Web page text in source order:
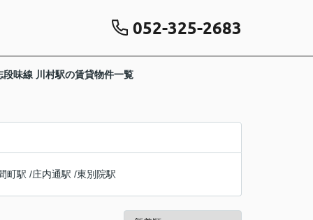
052-325-2683
段味線 川村駅の賃貸物件一覧
町駅 /庄内通駅 /東別院駅